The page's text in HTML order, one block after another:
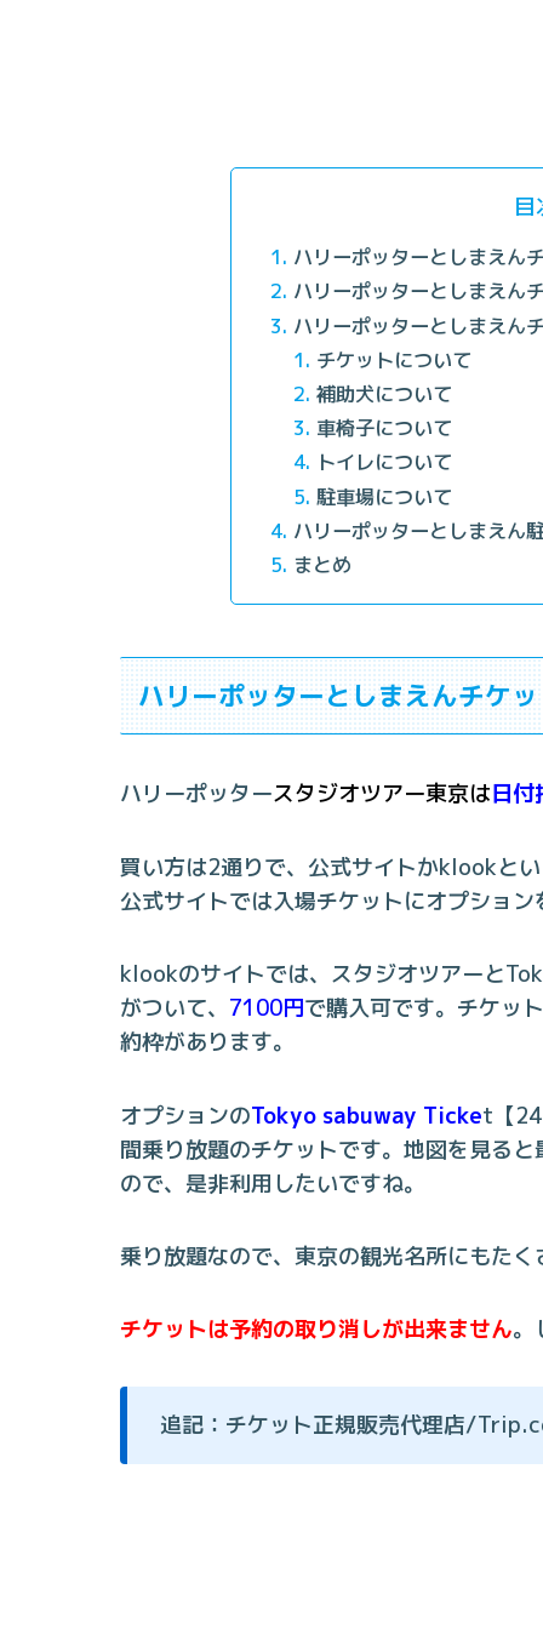
目
ハリーポッターとしまえん
ハリーポッターとしまえん
ハリーポッターとしまえん
チケットについて
補助犬について
車椅子について
トイレについて
駐車場について
ハリーポッターとしまえん
まとめ
ハリーポッターとしまえんチケ
ハリーポッタースタジオツアー東京は日付
買い方は2通りで、公式サイトかklookと
公式サイトでは入場チケットにオプショ
klookのサイトでは、スタジオツアーと
がついて、 7100円で購入可です。チケッ
約枠があります。
オプションのTokyo sabuway Ticket【24
間乗り放題のチケットです。地図を見る
ので、是非利用したいですね。
乗り放題なので、東京の観光名所にもた
チケットは予約の取り消しが出来ません。
追記：チケット正規販売代理店/